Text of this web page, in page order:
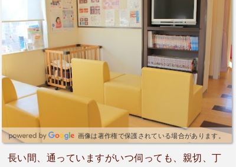
画像は著作権で保護されている場合があります。
長い間、通っていますがいつ伺っても、親切、丁